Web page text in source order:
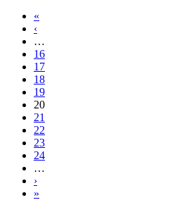
«
‹
…
16
17
18
19
20
21
22
23
24
…
›
»